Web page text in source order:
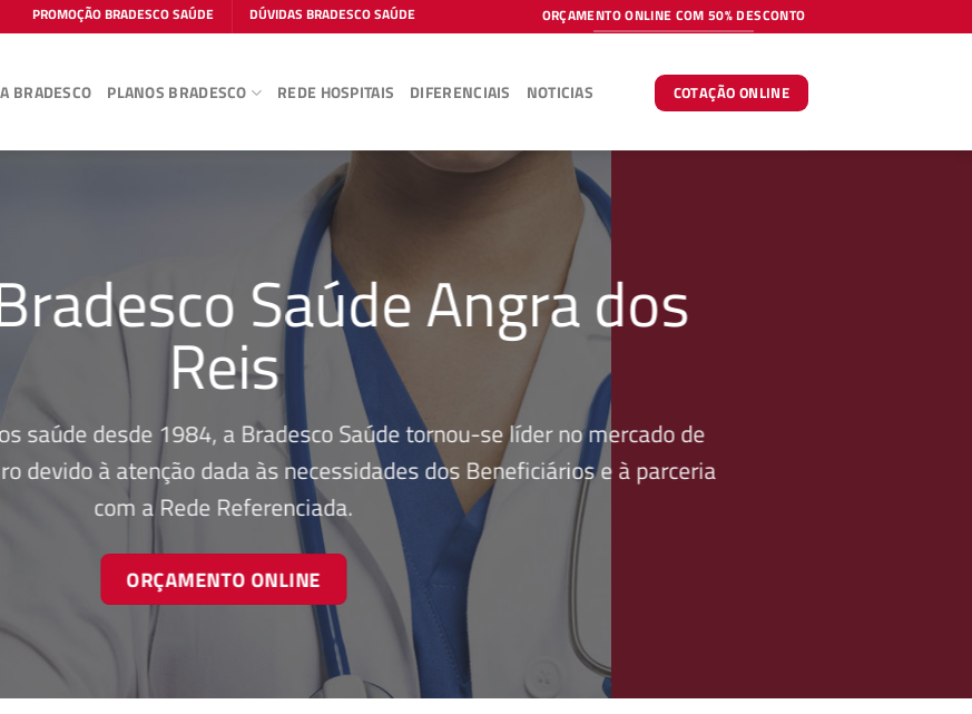
PROMOÇÃO BRADESCO SAÚDE DÚVIDAS BRADESCO SAÚDE ORÇAMENTO ONLINE COM 50% DESCONTO
BRADESCO PLANOS BRADESCO REDE HOSPITAIS DIFERENCIAIS NOTICIAS COTAÇÃO ONLINE
Saúde Angra dos
Reis
saúde desde 1984, a Bradesco Saúde tornou-se líder no mercado de
devido à atenção dada às necessidades dos Beneficiários e à parceria
com a Rede Referenciada.
ORÇAMENTO ONLINE